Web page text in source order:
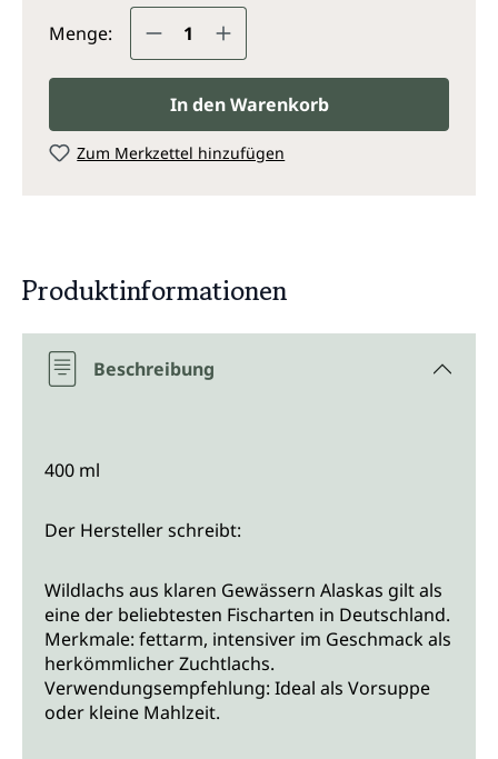
Menge: Produkt Anzahl: Gib den
In den Warenkorb
Zum Merkzettel hinzufügen
Produktinformationen
Beschreibung
400 ml
Der Hersteller schreibt:
Wildlachs aus klaren Gewässern Alaskas gilt als
eine der beliebtesten Fischarten in Deutschland.
Merkmale: fettarm, intensiver im Geschmack als
herkömmlicher Zuchtlachs.
Verwendungsempfehlung: Ideal als Vorsuppe
oder kleine Mahlzeit.